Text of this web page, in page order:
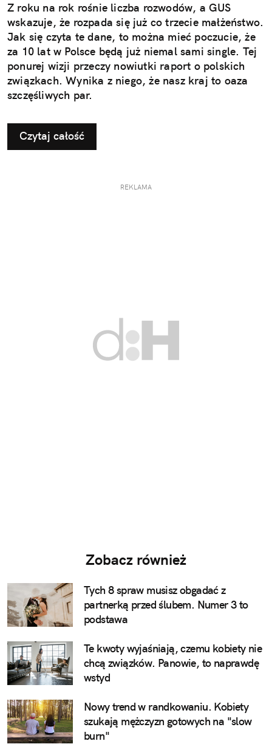
Z roku na rok rośnie liczba rozwodów, a GUS
wskazuje, że rozpada się już co trzecie małżeństwo.
Jak się czyta te dane, to można mieć poczucie, że
za 10 lat w Polsce będą już niemal sami single. Tej
ponurej wizji przeczy nowiutki raport o polskich
związkach. Wynika z niego, że nasz kraj to oaza
szczęśliwych par.
Czytaj całość
REKLAMA
Zobacz również
Tych 8 spraw musisz obgadać z
partnerką przed ślubem. Numer 3 to
podstawa
Te kwoty wyjaśniają, czemu kobiety nie
chcą związków. Panowie, to naprawdę
wstyd
Nowy trend w randkowaniu. Kobiety
szukają mężczyzn gotowych na "slow
burn"